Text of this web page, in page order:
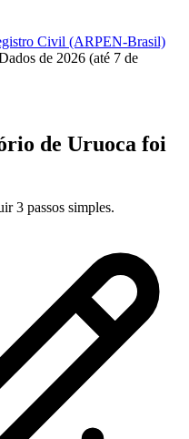
Civil (ARPEN-Brasil)
de 2026 (até 7 de
de Uruoca foi
3 passos simples.